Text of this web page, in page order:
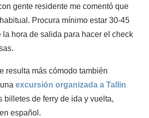
gente residente me comentó que
Procura mínimo estar 30-45
la hora de salida para hacer el check
resulta más cómodo también
excursión organizada a Tallin
billetes de ferry de ida y vuelta,
español.